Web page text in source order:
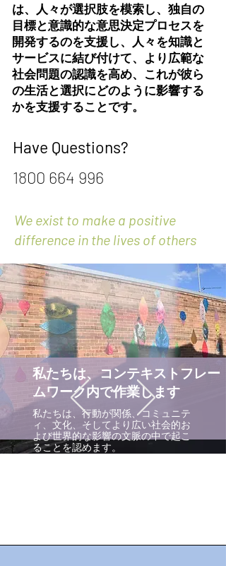
は、人々が選択肢を模索し、独自の
目標と意識的な意思決定プロセスを
開発するのを支援し、人々を知識と
サービスに結び付けて、より広範な
社会問題の認識を高め、これが彼ら
の生活と選択にどのように影響する
かを支援することです。
Have Questions?
1800 664 996
We exist to make a positive
difference in the lives of others
私たちは、コンテキストフレー
ムワーク内で作業します
私たちは、行動が関係、コミュニテ
ィ、文化、そしてより広い社会的お
よび世界的な影響の文脈の中で起こ
ることを認めます。